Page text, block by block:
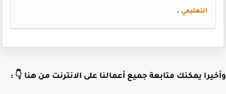
التعليمي.
يمكنك متابعة جميع أعمالنا على الانترنت من هنا 👇 :